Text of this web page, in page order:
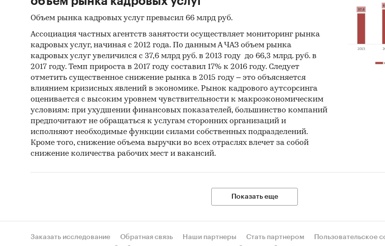
Объем рынка кадровых услуг превысил 66 млрд руб.
Ассоциация частных агентств занятости осуществляет мониторинг рынка
кадровых услуг, начиная с 2012 года. По данным А ЧАЗ объем рынка
кадровых услуг увеличился с 37,6 млрд руб. в 2013 году до 66,3 млрд. руб. в
2017 году. Темп прироста в 2017 году составил 17% к 2016 году. Следует
отметить существенное снижение рынка в 2015 году – это объясняется
влиянием кризисных явлений в экономике. Рынок кадрового аутсорсинга
оценивается с высоким уровнем чувствительности к макроэкономическим
условиям: при ухудшении финансовых показателей, большинство компаний
предпочитают не обращаться к услугам сторонних организаций и
исполняют необходимые функции силами собственных подразделений.
Кроме того, снижение объема выручки во всех отраслях влечет за собой
снижение количества рабочих мест и вакансий.
Показать еще
Заказать исследование Обратная связь Наши партнеры Стать партнером Пользовательское